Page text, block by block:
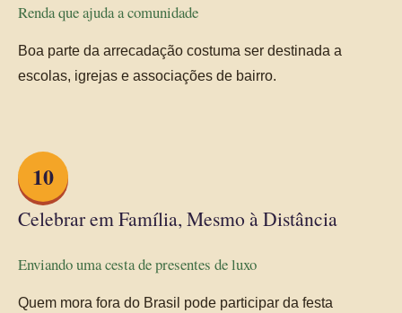
Renda que ajuda a comunidade
Boa parte da arrecadação costuma ser destinada a
escolas, igrejas e associações de bairro.
10
Celebrar em Família, Mesmo à Distância
Enviando uma cesta de presentes de luxo
Quem mora fora do Brasil pode participar da festa